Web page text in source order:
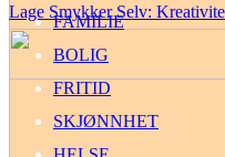
Lage Smykker Selv:
FAMILIE
BOLIG
FRITID
SKJØNNHET